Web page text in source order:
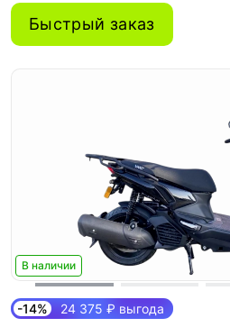
Быстрый заказ
В наличии
-14% 24 375 ₽ выгода